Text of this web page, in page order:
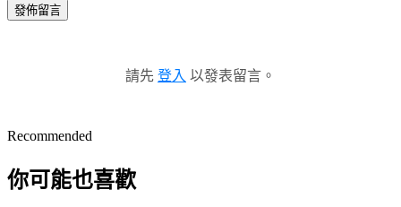
發佈留言
請先 登入 以發表留言。
Recommended
你可能也喜歡